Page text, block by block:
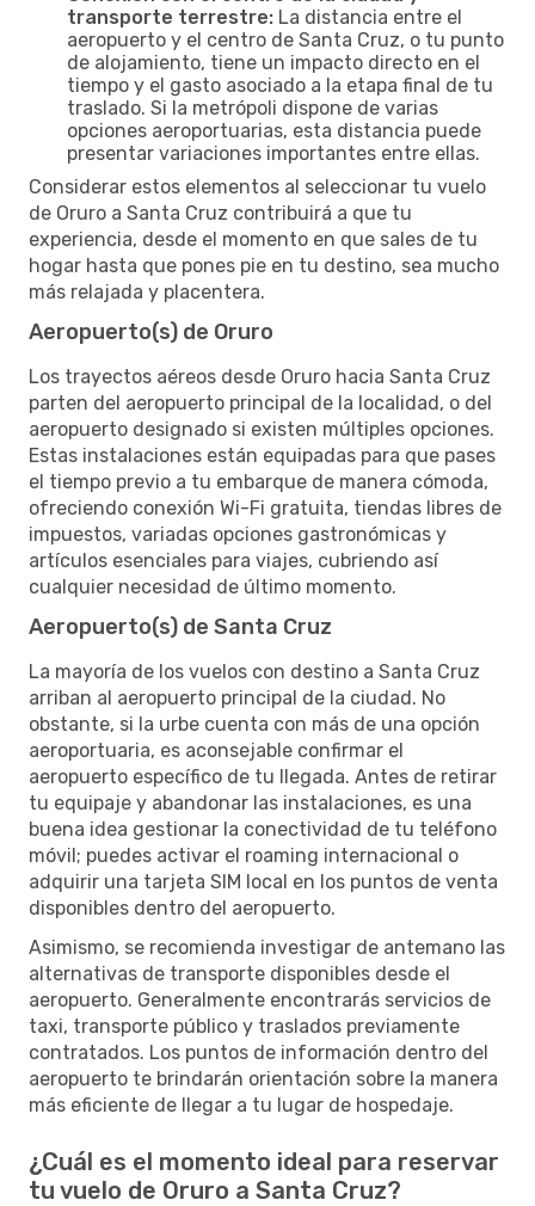
transporte terrestre: La distancia entre el
aeropuerto y el centro de Santa Cruz, o tu punto
de alojamiento, tiene un impacto directo en el
tiempo y el gasto asociado a la etapa final de tu
traslado. Si la metrópoli dispone de varias
opciones aeroportuarias, esta distancia puede
presentar variaciones importantes entre ellas.
Considerar estos elementos al seleccionar tu vuelo
de Oruro a Santa Cruz contribuirá a que tu
experiencia, desde el momento en que sales de tu
hogar hasta que pones pie en tu destino, sea mucho
más relajada y placentera.
Aeropuerto(s) de Oruro
Los trayectos aéreos desde Oruro hacia Santa Cruz
parten del aeropuerto principal de la localidad, o del
aeropuerto designado si existen múltiples opciones.
Estas instalaciones están equipadas para que pases
el tiempo previo a tu embarque de manera cómoda,
ofreciendo conexión Wi-Fi gratuita, tiendas libres de
impuestos, variadas opciones gastronómicas y
artículos esenciales para viajes, cubriendo así
cualquier necesidad de último momento.
Aeropuerto(s) de Santa Cruz
La mayoría de los vuelos con destino a Santa Cruz
arriban al aeropuerto principal de la ciudad. No
obstante, si la urbe cuenta con más de una opción
aeroportuaria, es aconsejable confirmar el
aeropuerto específico de tu llegada. Antes de retirar
tu equipaje y abandonar las instalaciones, es una
buena idea gestionar la conectividad de tu teléfono
móvil; puedes activar el roaming internacional o
adquirir una tarjeta SIM local en los puntos de venta
disponibles dentro del aeropuerto.
Asimismo, se recomienda investigar de antemano las
alternativas de transporte disponibles desde el
aeropuerto. Generalmente encontrarás servicios de
taxi, transporte público y traslados previamente
contratados. Los puntos de información dentro del
aeropuerto te brindarán orientación sobre la manera
más eficiente de llegar a tu lugar de hospedaje.
¿Cuál es el momento ideal para reservar
tu vuelo de Oruro a Santa Cruz?